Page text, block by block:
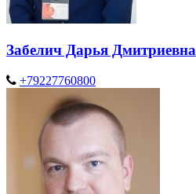
Забелич Дарья Дмитриевна
+79227760800